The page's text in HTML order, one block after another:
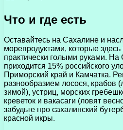
Что и где есть
Оставайтесь на Сахалине и
морепродуктами, которые
практически голыми руками. На
приходится 15% российского
Приморский край и Камчатка.
разнообразием лосося, крабов
зимой), устриц, морских
креветок и вакасаги (ловят
забудьте про сахалинский
красной икры.